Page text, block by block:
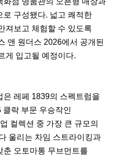
로 구성됐다. 넓고 쾌적한
져보고 체험할 수 있도록
앤 원더스 2026에서 공개된
게 입고될 예정이다.
은 레페 1839의 스펙트럼을
클락 부문 우승작인
컬렉션 중 가장 큰 규모의
울리는 차임 스트라이킹과
춘 오토마통 무브먼트를